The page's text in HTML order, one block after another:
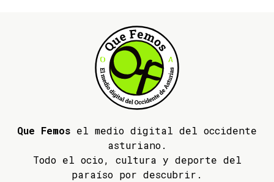
Que Femos el medio digital del occidente
asturiano.
Todo el ocio, cultura y deporte del
paraíso por descubrir.